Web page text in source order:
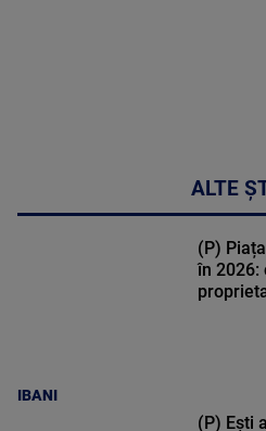
ALTE
IBANI
(P)
în 2026:
(P) Ești